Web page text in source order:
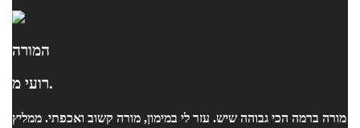
המורה
רועי מ.
מורה ברמה הכי גבוהה שיש. עזר לי במימון, מורה קשוב ואכפתי. ממליץ